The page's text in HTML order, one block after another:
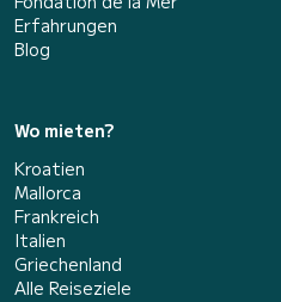
Erfahrungen
Blog
Wo mieten?
Kroatien
Mallorca
Frankreich
Italien
Griechenland
Alle Reiseziele